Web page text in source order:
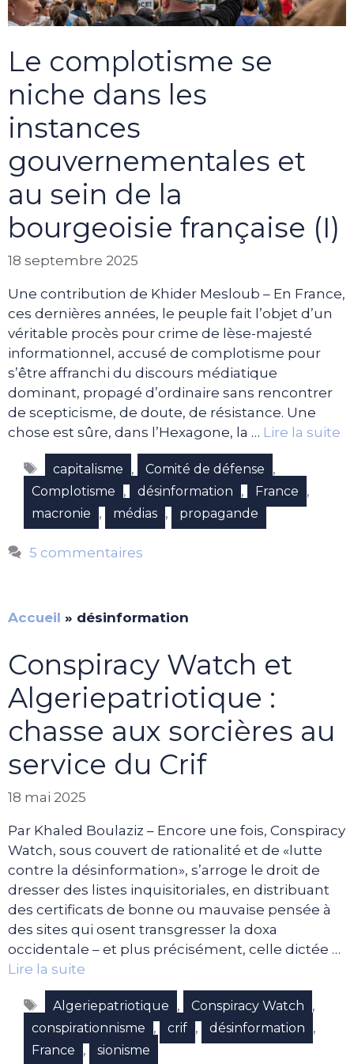
Le complotisme se
niche dans les
instances
gouvernementales et
au sein de la
bourgeoisie française (I)
18 septembre 2025
Une contribution de Khider Mesloub – En France,
ces dernières années, le peuple fait l’objet d’un
véritable procès pour crime de lèse-majesté
informationnel, accusé de complotisme pour
s’être affranchi du discours médiatique
dominant, propagé d’ordinaire sans rencontrer
de scepticisme, de doute, de résistance. Une
chose est sûre, dans l’Hexagone, la … Lire la suite
Étiquettes
capitalisme , Comité de défense ,
Complotisme , désinformation , France ,
macronie , médias , propagande
5 commentaires
Accueil » désinformation
Conspiracy Watch et
Algeriepatriotique :
chasse aux sorcières au
service du Crif
18 mai 2025
Par Khaled Boulaziz – Encore une fois, Conspiracy
Watch, sous couvert de rationalité et de «lutte
contre la désinformation», s’arroge le droit de
dresser des listes inquisitoriales, en distribuant
des certificats de bonne ou mauvaise pensée à
des sites qui osent transgresser la doxa
occidentale – et plus précisément, celle dictée …
Lire la suite
Étiquettes
Algeriepatriotique , Conspiracy Watch ,
conspirationnisme , crif , désinformation ,
France , sionisme